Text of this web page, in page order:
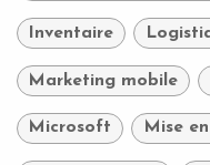
Inventaire
Marketing mobile
Microsoft Mise